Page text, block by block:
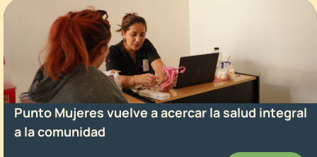
Punto Mujeres vuelve a acercar la salud integral
a la comunidad